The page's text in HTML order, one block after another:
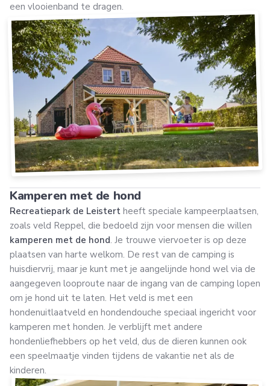
een vlooienband te dragen.
Kamperen met de hond
Recreatiepark de Leistert heeft speciale kampeerplaatsen,
zoals veld Reppel, die bedoeld zijn voor mensen die willen
kamperen met de hond. Je trouwe viervoeter is op deze
plaatsen van harte welkom. De rest van de camping is
huisdiervrij, maar je kunt met je aangelijnde hond wel via de
aangegeven looproute naar de ingang van de camping lopen
om je hond uit te laten. Het veld is met een
hondenuitlaatveld en hondendouche speciaal ingericht voor
kamperen met honden. Je verblijft met andere
hondenliefhebbers op het veld, dus de dieren kunnen ook
een speelmaatje vinden tijdens de vakantie net als de
kinderen.